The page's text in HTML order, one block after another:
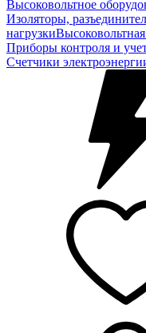
Высоковольтное
Изоляторы,
нагрузки
Приборы контроля и
Счетчики